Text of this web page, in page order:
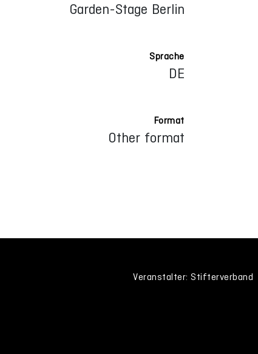
Garden-Stage Berlin
Sprache
DE
Format
Other format
Veranstalter: Stifterverband